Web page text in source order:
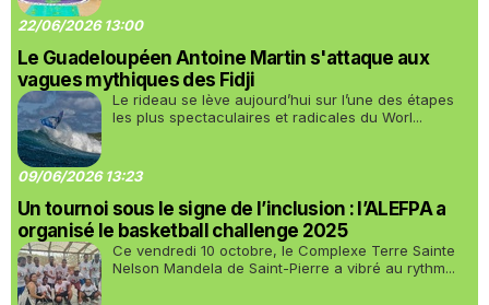
22/06/2026 13:00
Le Guadeloupéen Antoine Martin s'attaque aux
vagues mythiques des Fidji
Le rideau se lève aujourd’hui sur l’une des étapes
les plus spectaculaires et radicales du Worl...
09/06/2026 13:23
Un tournoi sous le signe de l’inclusion : l’ALEFPA a
organisé le basketball challenge 2025
Ce vendredi 10 octobre, le Complexe Terre Sainte
Nelson Mandela de Saint-Pierre a vibré au rythm...